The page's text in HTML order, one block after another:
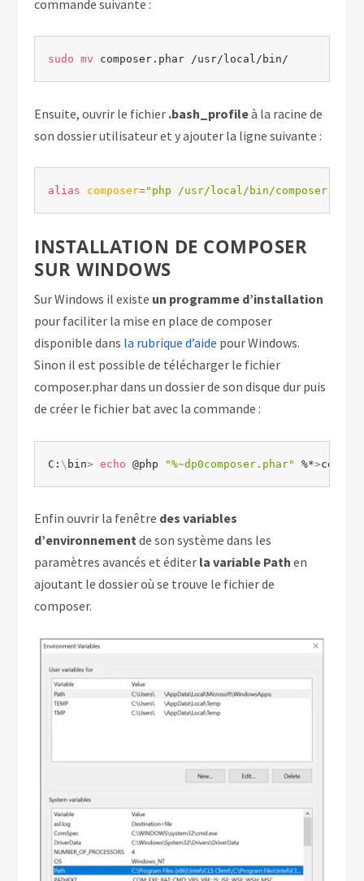
commande suivante :
sudo mv composer.phar /usr/local/bin/
Ensuite, ouvrir le fichier .bash_profileà la racine de
son dossier utilisateur et y ajouter la ligne suivante :
alias composer="php /usr/local/bin/
INSTALLATION DE COMPOSER
SUR WINDOWS
Sur Windows il existe un programme d’installation
pour faciliter la mise en place de composer
disponible dans la rubrique d’aide pour Windows.
Sinon il est possible de télécharger le fichier
composer.phar dans un dossier de son disque dur puis
de créer le fichier bat avec la commande :
C: \ bin> echo @php "%~dp0composer.phar" %*>
Enfin ouvrir la fenêtre des variables
d’environnement de son système dans les
paramètres avancés et éditer la variable Path en
ajoutant le dossier où se trouve le fichier de
composer.